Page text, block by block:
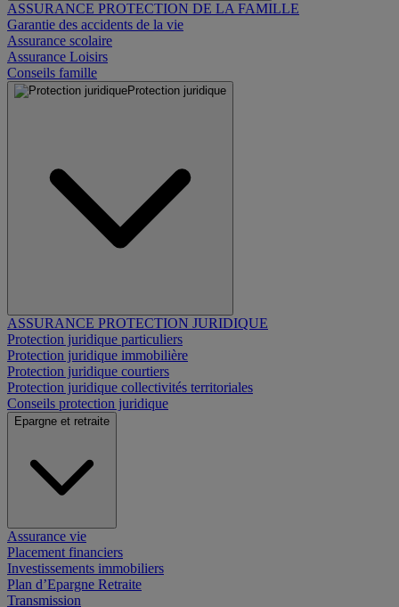
ASSURANCE PROTECTION DE LA FAMILLE
Garantie des accidents de la vie
Assurance scolaire
Assurance Loisirs
Conseils famille
Protection juridique
ASSURANCE PROTECTION JURIDIQUE
Protection juridique particuliers
Protection juridique immobilière
Protection juridique courtiers
Protection juridique collectivités territoriales
Conseils protection juridique
Epargne et retraite
Assurance vie
Placement financiers
Investissements immobiliers
Plan d’Epargne Retraite
Transmission